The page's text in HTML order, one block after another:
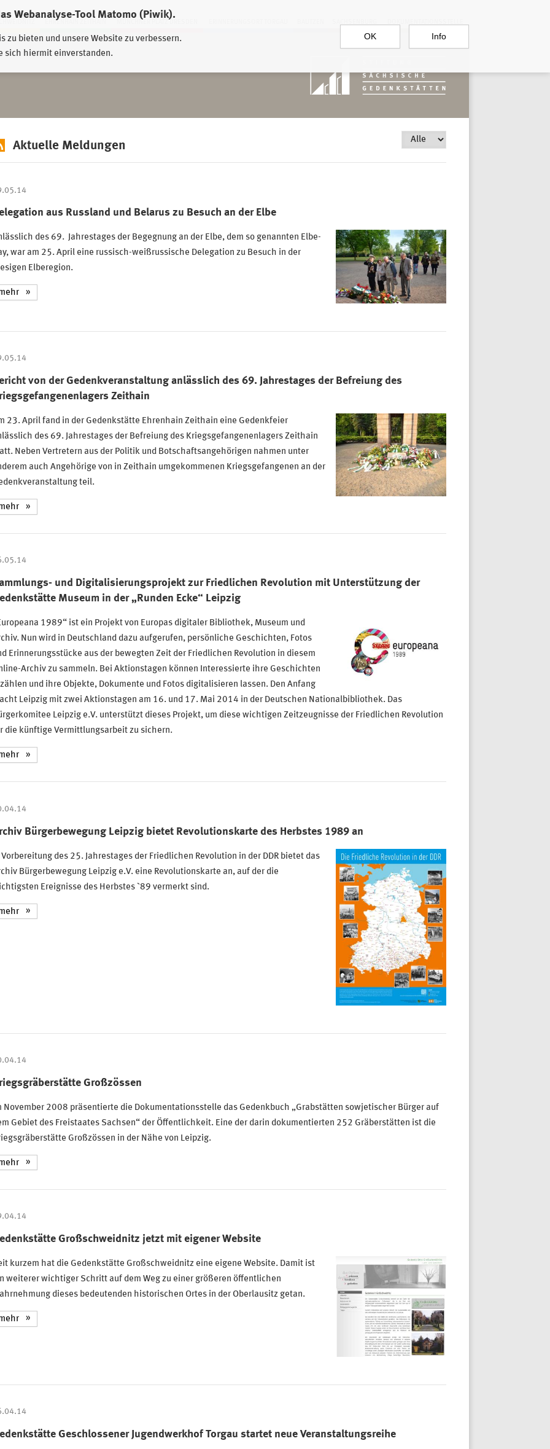
Webanalyse-Tool Matomo (Piwik).
zu bieten und unsere Website zu verbessern.
sich hiermit einverstanden.
OK Info
EHRENHAIN ZEITHAIN MÜNCHNER PLATZ DRESDEN
Aktuelle Meldungen
aus Russland und Belarus zu Besuch an der Elbe
des 69. Jahrestages der Begegnung an der Elbe, dem so genannten Elbe-
war am 25. April eine russisch-weißrussische Delegation zu Besuch in der
Elberegion.
von der Gedenkveranstaltung anlässlich des 69. Jahrestages der Befreiung des
Zeithain
23. April fand in der Gedenkstätte Ehrenhain Zeithain eine Gedenkfeier
des 69. Jahrestages der Befreiung des Kriegsgefangenenlagers Zeithain
Neben Vertretern aus der Politik und Botschaftsangehörigen nahmen unter
auch Angehörige von in Zeithain umgekommenen Kriegsgefangenen an der
teil.
und Digitalisierungsprojekt zur Friedlichen Revolution mit Unterstützung der
Museum in der „Runden Ecke“ Leipzig
1989“ ist ein Projekt von Europas digitaler Bibliothek, Museum und
Nun wird in Deutschland dazu aufgerufen, persönliche Geschichten, Fotos
Erinnerungsstücke aus der bewegten Zeit der Friedlichen Revolution in diesem
Archiv zu sammeln. Bei Aktionstagen können Interessierte ihre Geschichten
und ihre Objekte, Dokumente und Fotos digitalisieren lassen. Den Anfang
Leipzig mit zwei Aktionstagen am 16. und 17. Mai 2014 in der Deutschen Nationalbibliothek. Das
Leipzig e.V. unterstützt dieses Projekt, um diese wichtigen Zeitzeugnisse der Friedlichen Revolution
die künftige Vermittlungsarbeit zu sichern.
Bürgerbewegung Leipzig bietet Revolutionskarte des Herbstes 1989 an
Vorbereitung des 25. Jahrestages der Friedlichen Revolution in der DDR bietet das
Bürgerbewegung Leipzig e.V. eine Revolutionskarte an, auf der die
Ereignisse des Herbstes `89 vermerkt sind.
Großzössen
November 2008 präsentierte die Dokumentationsstelle das Gedenkbuch „Grabstätten sowjetischer Bürger auf
Gebiet des Freistaates Sachsen“ der Öffentlichkeit. Eine der darin dokumentierten 252 Gräberstätten ist die
Großzössen in der Nähe von Leipzig.
Großschweidnitz jetzt mit eigener Website
kurzem hat die Gedenkstätte Großschweidnitz eine eigene Website. Damit ist
weiterer wichtiger Schritt auf dem Weg zu einer größeren öffentlichen
dieses bedeutenden historischen Ortes in der Oberlausitz getan.
Geschlossener Jugendwerkhof Torgau startet neue Veranstaltungsreihe